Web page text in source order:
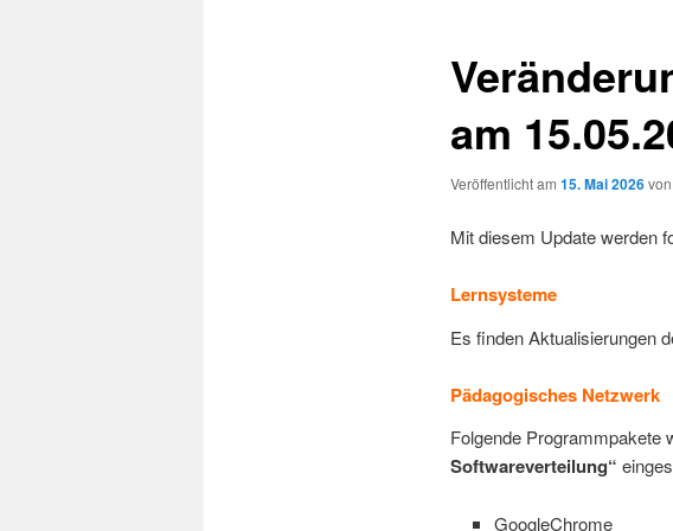
am
Veröffentlicht am 15. Mai 2026von
Mit diesem Update werden
Lernsysteme
Es finden Aktualisierungen
Pädagogisches Netzwerk
Folgende Programmpakete
Softwareverteilung“
GoogleChrome